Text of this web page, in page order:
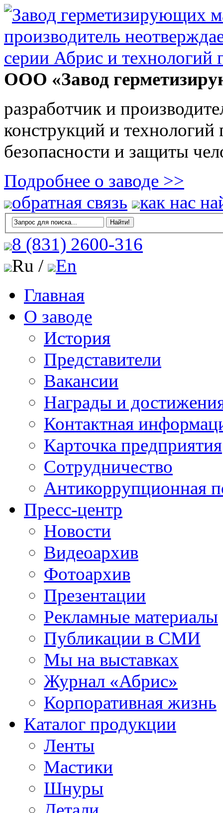
ООО «Завод
разработчик и
конструкций и
безопасности и защиты
Подробнее о заводе >>
обратная связь
как нас
8 (831) 2600-316
Ru /
En
Главная
О заводе
История
Представители
Вакансии
Награды и
Контактная
Карточка предприятия
Сотрудничество
Антикоррупционная
Пресс-центр
Новости
Видеоархив
Фотоархив
Презентации
Рекламные материалы
Публикации в СМИ
Мы на выставках
Журнал «Абрис»
Корпоративная жизнь
Каталог продукции
Ленты
Мастики
Шнуры